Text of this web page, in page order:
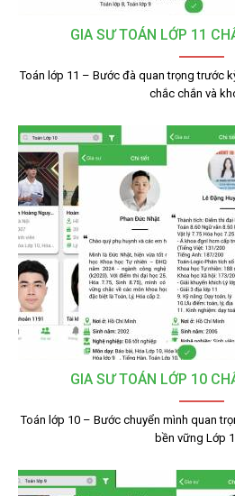
GIA SƯ TOÁN LỚP 11
Toán lớp 11 – Bước đà quan trọng trước
chắc chắn và
GIA SƯ TOÁN LỚP 10
Toán lớp 10 – Bước chuyển mình quan
bền vững Lớp